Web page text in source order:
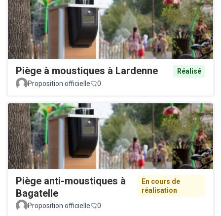
Piège à moustiques à Lardenne
Réalisé
Proposition officielle
0
Piège anti-moustiques à
Bagatelle
En cours de
réalisation
Proposition officielle
0